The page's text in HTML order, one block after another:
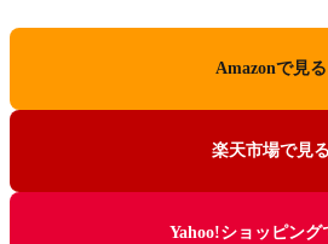
Amazonで見る
楽天市場で見る
Yahoo!ショッピング